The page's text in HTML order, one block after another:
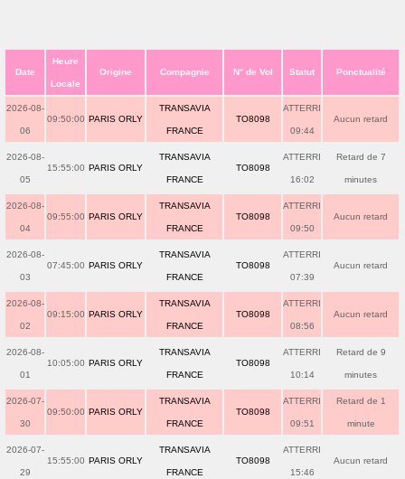
Date
Heure
Locale
Origine Compagnie N° de Vol Statut Ponctualité
2026-08-
06
09:50:00 PARIS ORLY
TRANSAVIA
FRANCE
TO8098
ATTERRI
09:44
Aucun retard
2026-08-
05
15:55:00 PARIS ORLY
TRANSAVIA
FRANCE
TO8098
ATTERRI
16:02
Retard de 7
minutes
2026-08-
04
09:55:00 PARIS ORLY
TRANSAVIA
FRANCE
TO8098
ATTERRI
09:50
Aucun retard
2026-08-
03
07:45:00 PARIS ORLY
TRANSAVIA
FRANCE
TO8098
ATTERRI
07:39
Aucun retard
2026-08-
02
09:15:00 PARIS ORLY
TRANSAVIA
FRANCE
TO8098
ATTERRI
08:56
Aucun retard
2026-08-
01
10:05:00 PARIS ORLY
TRANSAVIA
FRANCE
TO8098
ATTERRI
10:14
Retard de 9
minutes
2026-07-
30
09:50:00 PARIS ORLY
TRANSAVIA
FRANCE
TO8098
ATTERRI
09:51
Retard de 1
minute
2026-07-
29
15:55:00 PARIS ORLY
TRANSAVIA
FRANCE
TO8098
ATTERRI
15:46
Aucun retard